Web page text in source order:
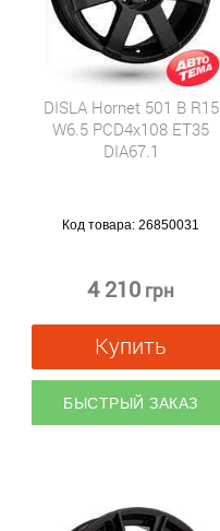
DISLA Hornet 501 B R15
W6.5 PCD4x108 ET35
DIA67.1
Код товара:26850031
4 210 грн
Купить
БЫСТРЫЙ ЗАКАЗ